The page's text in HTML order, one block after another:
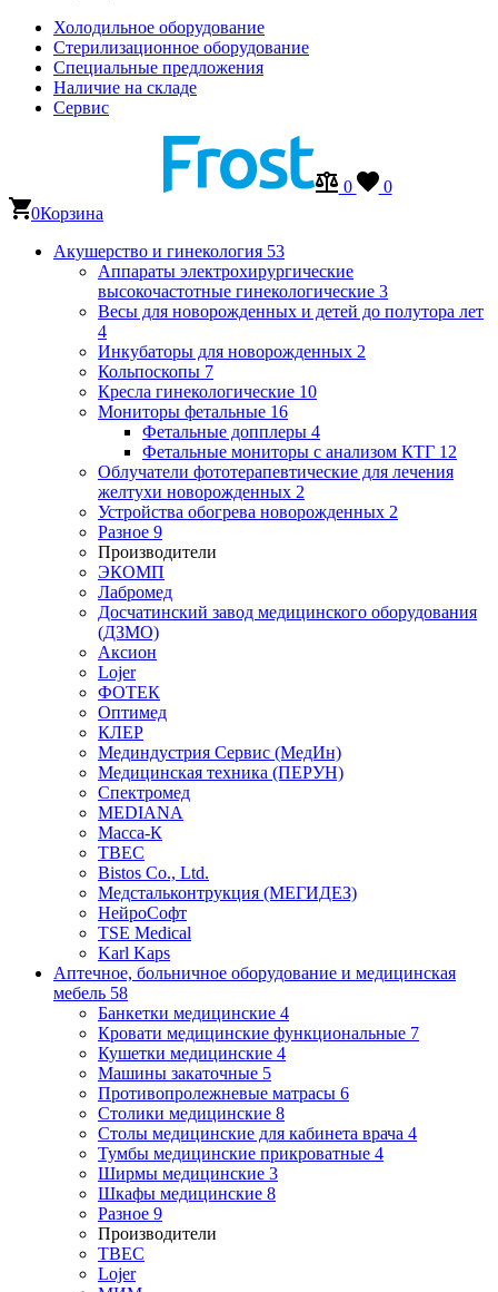
Холодильное оборудование
Стерилизационное оборудование
Специальные предложения
Наличие на складе
Сервис
0
0
0Корзина
Акушерство и гинекология 53
Аппараты электрохирургические
высокочастотные гинекологические 3
Весы для новорожденных и детей до полутора лет
4
Инкубаторы для новорожденных 2
Кольпоскопы 7
Кресла гинекологические 10
Мониторы фетальные 16
Фетальные допплеры 4
Фетальные мониторы с анализом КТГ 12
Облучатели фототерапевтические для лечения
желтухи новорожденных 2
Устройства обогрева новорожденных 2
Разное 9
Производители
ЭКОМП
Лабромед
Досчатинский завод медицинского оборудования
(ДЗМО)
Аксион
Lojer
ФОТЕК
Оптимед
КЛЕР
Мединдустрия Сервис (МедИн)
Медицинская техника (ПЕРУН)
Спектромед
MEDIANA
Масса-К
ТВЕС
Bistos Co., Ltd.
Медстальконтрукция (МЕГИДЕЗ)
НейроСофт
TSE Medical
Karl Kaps
Аптечное, больничное оборудование и медицинская
мебель 58
Банкетки медицинские 4
Кровати медицинские функциональные 7
Кушетки медицинские 4
Машины закаточные 5
Противопролежневые матрасы 6
Столики медицинские 8
Столы медицинские для кабинета врача 4
Тумбы медицинские прикроватные 4
Ширмы медицинские 3
Шкафы медицинские 8
Разное 9
Производители
ТВЕС
Lojer